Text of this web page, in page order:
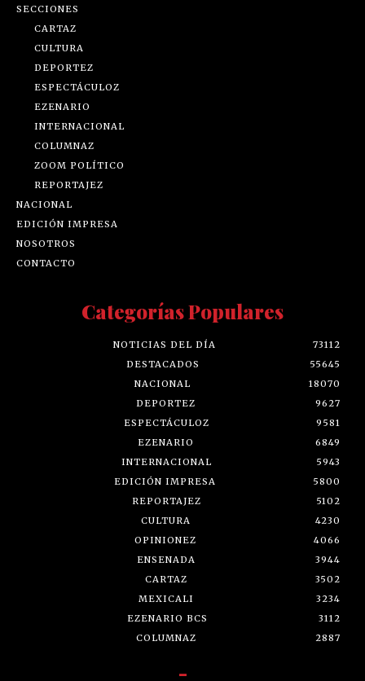
SECCIONES
CARTAZ
CULTURA
DEPORTEZ
ESPECTÁCULOZ
EZENARIO
INTERNACIONAL
COLUMNAZ
ZOOM POLÍTICO
REPORTAJEZ
NACIONAL
EDICIÓN IMPRESA
NOSOTROS
CONTACTO
Categorías Populares
NOTICIAS DEL DÍA
73112
DESTACADOS
55645
NACIONAL
18070
DEPORTEZ
9627
ESPECTÁCULOZ
9581
EZENARIO
6849
INTERNACIONAL
5943
EDICIÓN IMPRESA
5800
REPORTAJEZ
5102
CULTURA
4230
OPINIONEZ
4066
ENSENADA
3944
CARTAZ
3502
MEXICALI
3234
EZENARIO BCS
3112
COLUMNAZ
2887
-